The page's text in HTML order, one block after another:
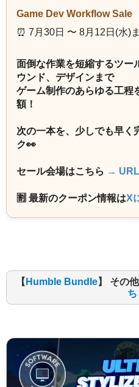
Game Dev Workflow Sale
⏰️ 7月30日 〜 8月12日(水)
面倒な作業を短縮するツー
ウンド、デザインまで
ゲーム制作のあらゆる工程
額！
次の一本を、少しでも早く
ク👀
セール会場はこちら → URL
🈹 最新のクーポン情報はX
【 Humble Bundle】 その
ち